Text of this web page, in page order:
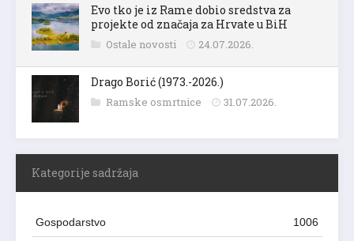
Evo tko je iz Rame dobio sredstva za
projekte od značaja za Hrvate u BiH
Ostale novosti 24.07.2026.
Drago Borić (1973.-2026.)
Ramske osmrtnice 31.07.2026.
Kategorije sadržaja
Gospodarstvo 1006